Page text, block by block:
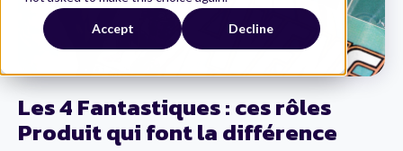
Accept Decline
Les 4 Fantastiques : ces rôles
Produit qui font la différence